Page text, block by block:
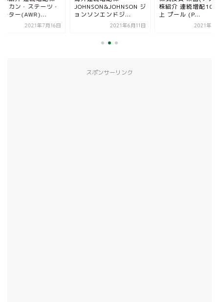
リカン・ステーツ・
ーター(AWR)...
2021年7月16日
JOHNSON&JOHNSON ジ
ョンソンエンドジ...
2021年6月11日
株紹介 連続増配10
上 プール (P...
2021年10
スポンサーリンク